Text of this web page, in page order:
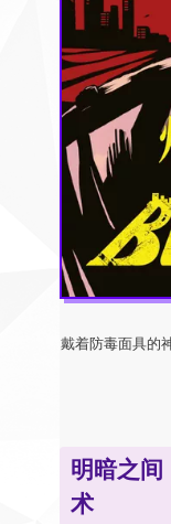
戴着防毒面具的
明暗之间
术